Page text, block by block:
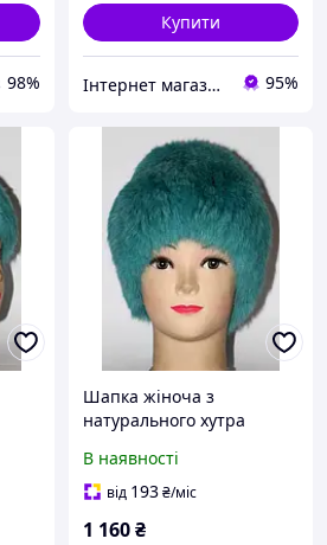
98%
Купити
Інтернет магазин GRAND-TREND 95%
Шапка жіноча з
натурального хутра
В наявності
від 193₴/міс
1 160₴